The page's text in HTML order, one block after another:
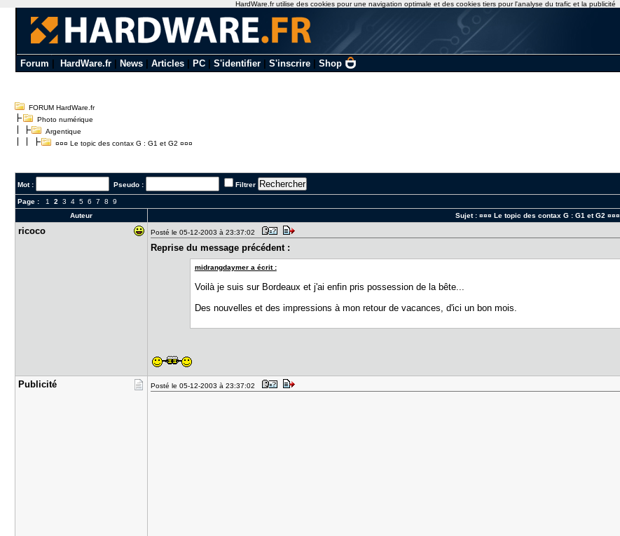
Forum HardWare.fr| News| Articles| PC| S'identifier| S'inscrire| Shop
FORUM HardWare.fr
Photo numérique
Argentique
¤¤¤ Le topic des contax G : G1 et G2 ¤¤¤
Mot : Pseudo : Filtrer
Page : 1 2 3 4 5 6 7 8 9
Auteur
Sujet :¤¤¤ Le topic des contax G : G1 et G2 ¤¤¤
ricoco Posté le 05-12-2003 à 23:37:02
Reprise du message précédent :
midrangdaymer a écrit :
Voilà je suis sur Bordeaux et j'ai enfin pris possession de la bête...
Des nouvelles et des impressions à mon retour de vacances, d'ici un bon mois.
Publicité Posté le 05-12-2003 à 23:37:02
HardWare.fr utilise des cookies pour une navigation optimale et des cookies tiers pour l'analyse du trafic et la publicité